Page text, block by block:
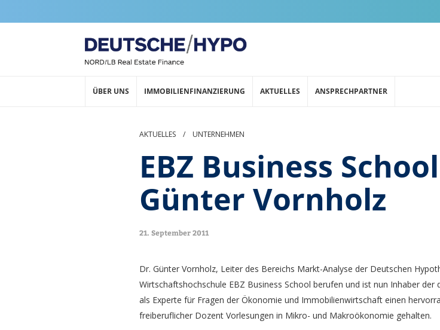
ÜBER UNS IMMOBILIENFINANZIERUNG AKTUELLES ANSPRECHPARTNER
AKTUELLES / UNTERNEHMEN
EBZ Business
Günter Vornholz
21. September 2011
Dr. Günter Vornholz, Leiter des Bereichs Markt-Analyse der Deutschen
Wirtschaftshochschule EBZ Business School berufen und ist nun Inhaber
als Experte für Fragen der Ökonomie und Immobilienwirtschaft einen
freiberuflicher Dozent Vorlesungen in Mikro- und Makroökonomie gehalten.